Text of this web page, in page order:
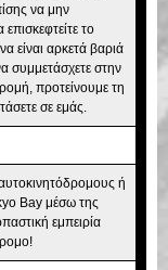
να μην
το
είναι αρκετά βαριά
συμμετάσχετε στην
προτείνουμε τη
σε εμάς.
ή
Bay μέσω της
εμπειρία